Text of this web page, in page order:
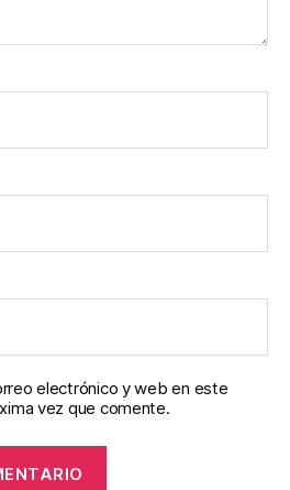
electrónico y web en este
vez que comente.